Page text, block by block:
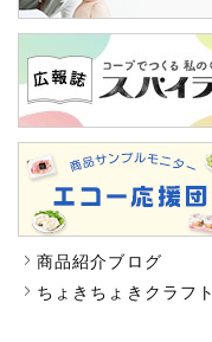
商品紹介ブログ
ちょきちょきクラフト